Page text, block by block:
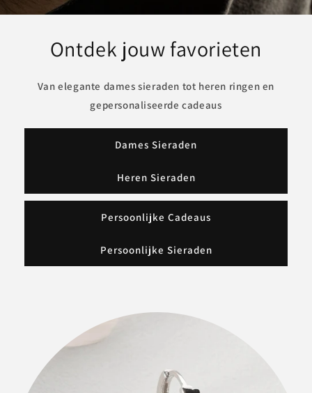
Ontdek jouw favorieten
Van elegante dames sieraden tot heren ringen en
gepersonaliseerde cadeaus
Dames Sieraden
Heren Sieraden
Persoonlijke Cadeaus
Persoonlijke Sieraden